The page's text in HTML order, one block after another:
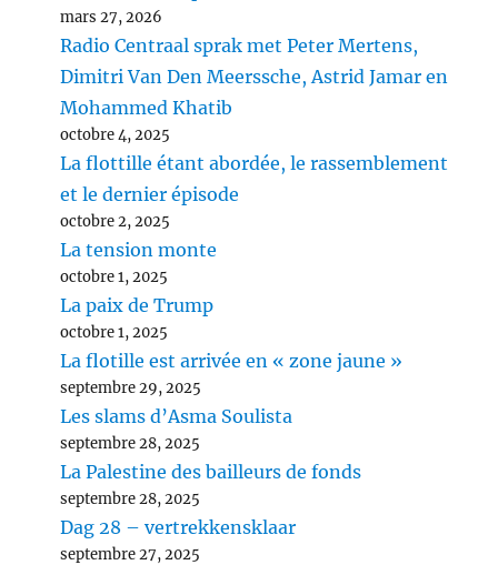
mars 27, 2026
Radio Centraal sprak met Peter Mertens,
Dimitri Van Den Meerssche, Astrid Jamar en
Mohammed Khatib
octobre 4, 2025
La flottille étant abordée, le rassemblement
et le dernier épisode
octobre 2, 2025
La tension monte
octobre 1, 2025
La paix de Trump
octobre 1, 2025
La flotille est arrivée en « zone jaune »
septembre 29, 2025
Les slams d’Asma Soulista
septembre 28, 2025
La Palestine des bailleurs de fonds
septembre 28, 2025
Dag 28 – vertrekkensklaar
septembre 27, 2025